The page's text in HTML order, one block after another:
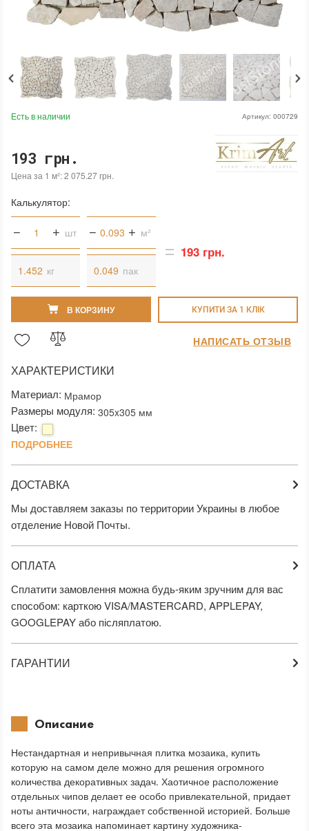
Артикул: 000729
Есть в наличии
193 грн.
Цена за 1 м²: 2 075.27 грн.
Калькулятор:
шт м²
кг пак
193 грн.
В КОРЗИНУ КУПИТИ ЗА 1 КЛIК
ХАРАКТЕРИСТИКИ
Материал: Мрамор
Размеры модуля: 305x305 мм
Цвет:
ПОДРОБНЕЕ
ДОСТАВКА
Мы доставляем заказы по территории Украины в любое
отделение Новой Почты.
ОПЛАТА
Сплатити замовлення можна будь-яким зручним для вас
способом: карткою VISA/MASTERCARD, APPLEPAY,
GOOGLEPAY або післяплатою.
ГАРАНТИИ
НАПИСАТЬ ОТЗЫВ
Описание
Нестандартная и непривычная плитка мозаика, купить
которую на самом деле можно для решения огромного
количества декоративных задач. Хаотичное расположение
отдельных чипов делает ее особо привлекательной, придает
ноты античности, награждает собственной историей. Больше
всего эта мозаика напоминает картину художника-